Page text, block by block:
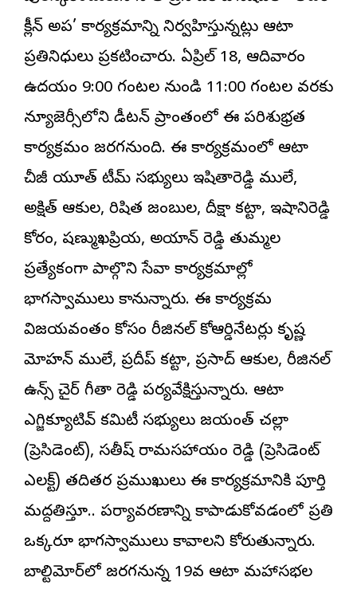
క్లీన్ అప’ కార్యక్రమాన్ని నిర్వహిస్తున్నట్లు ఆటా
ప్రతినిధులు ప్రకటించారు. ఏప్రిల్ 18, ఆదివారం
ఉదయం 9:00 గంటల నుండి 11:00 గంటల వరకు
న్యూజెర్సీలోని డీటన్ ప్రాంతంలో ఈ పరిశుభ్రత
కార్యక్రమం జరగనుంది. ఈ కార్యక్రమంలో ఆటా
చీజీ యూత్ టీమ్ సభ్యులు ఇషితారెడ్డి ములే,
అక్షిత్ ఆకుల, రిషిత జంబుల, దీక్షా కట్టా, ఇషానిరెడ్డి
కోరం, షణ్ముఖప్రియ, అయాన్ రెడ్డి తుమ్మల
ప్రత్యేకంగా పాల్గొని సేవా కార్యక్రమాల్లో
భాగస్వాములు కానున్నారు. ఈ కార్యక్రమ
విజయవంతం కోసం రీజినల్ కోఆర్డినేటర్లు కృష్ణ
మోహన్ ములే, ప్రదీప్ కట్టా, ప్రసాద్ ఆకుల, రీజినల్
ఉమెన్స్ చైర్ గీతా రెడ్డి పర్యవేక్షిస్తున్నారు. ఆటా
ఎగ్జిక్యూటివ్ కమిటీ సభ్యులు జయంత్ చల్లా
(ప్రెసిడెంట్), సతీష్ రామసహాయం రెడ్డి (ప్రెసిడెంట్
ఎలక్ట్) తదితర ప్రముఖులు ఈ కార్యక్రమానికి పూర్తి
మద్దతిస్తూ.. పర్యావరణాన్ని కాపాడుకోవడంలో ప్రతి
ఒక్కరూ భాగస్వాములు కావాలని కోరుతున్నారు.
బాల్టిమోర్‌లో జరగనున్న 19వ ఆటా మహాసభల